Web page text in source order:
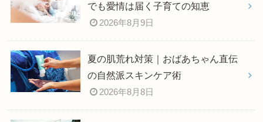
でも愛情は届く子育ての知恵
2026年8月9日
夏の肌荒れ対策｜おばあちゃん直伝
の自然派スキンケア術
2026年8月8日